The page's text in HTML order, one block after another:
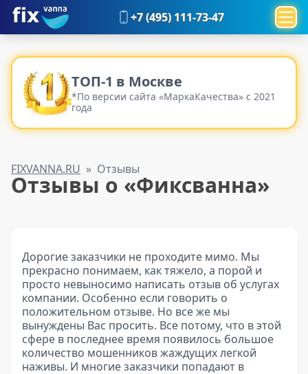
+7 (495) 111-73-47
ТОП-1 в Москве
*По версии сайта «МаркаКачества» с 2021
года
FIXVANNA.RU » Отзывы
Отзывы о «Фиксванна»
Дорогие заказчики не проходите мимо. Мы
прекрасно понимаем, как тяжело, а порой и
просто невыносимо написать отзыв об услугах
компании. Особенно если говорить о
положительном отзыве. Но все же мы
вынуждены Вас просить. Все потому, что в этой
сфере в последнее время появилось большое
количество мошенников жаждущих легкой
наживы. И многие заказчики попадают в